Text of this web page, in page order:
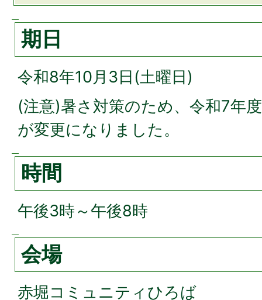
期日
令和8年10月3日(土曜日)
(注意)暑さ対策のため、令和7年
が変更になりました。
時間
午後3時～午後8時
会場
赤堀コミュニティひろば